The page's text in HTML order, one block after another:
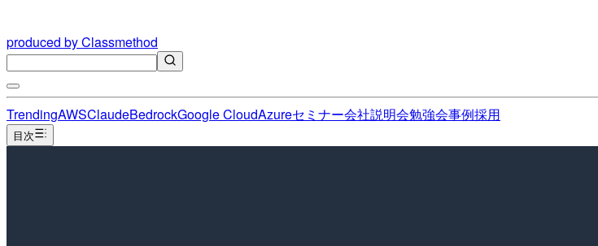
produced by Classmethod
TrendingAWSClaudeBedrockGoogle CloudAzureセミナー会社説明会勉強会事例採用
目次